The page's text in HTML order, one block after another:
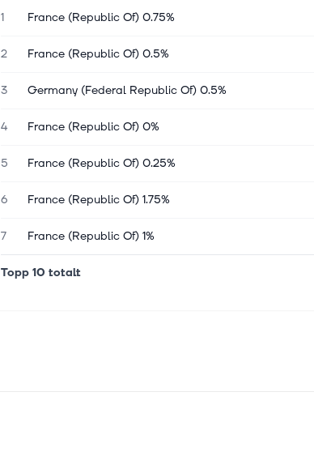
1 France (Republic Of) 0.75%
2 France (Republic Of) 0.5%
3 Germany (Federal Republic Of) 0.5%
4 France (Republic Of) 0%
5 France (Republic Of) 0.25%
6 France (Republic Of) 1.75%
7 France (Republic Of) 1%
Topp 10 totalt